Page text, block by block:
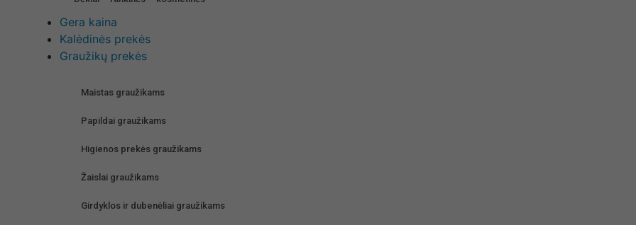
Gera kaina
Kalėdinės prekės
Graužikų prekės
Maistas graužikams
Papildai graužikams
Higienos prekės graužikams
Žaislai graužikams
Girdyklos ir dubenėliai graužikams